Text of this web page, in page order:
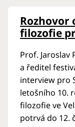
Rozhovor
filozofie
Prof. Jaroslav
a ředitel
interview pro
letošního 10.
filozofie ve
potrvá do 12.